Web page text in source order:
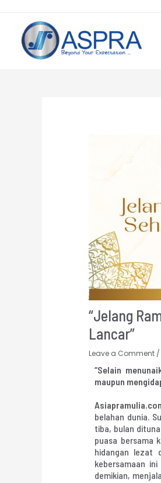
“Jelang
Lancar”
Leave a Comment
“Selain
maupun
belahan dunia.
tiba, bulan
puasa bersama
hidangan lezat
kebersamaan
demikian,